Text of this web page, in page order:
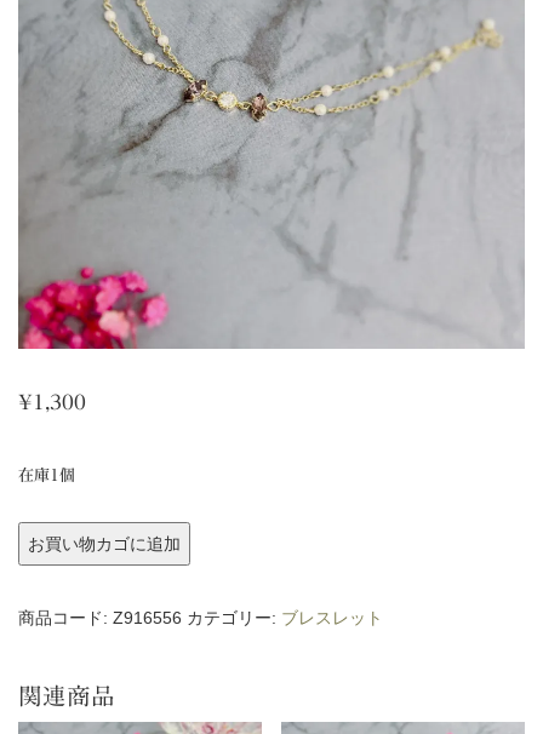
¥1,300
在庫1個
ブ
ス
ッ
ト
お買い物カゴに追加
商品コード: Z916556 カテゴリー: ブレスレット
関連商品